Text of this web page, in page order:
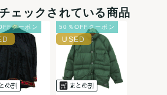
定ができませんので、ご了承下さい
、見る方によって状態の価値観が異な
ェックされている商品
クーポン 50％OFFクーポン